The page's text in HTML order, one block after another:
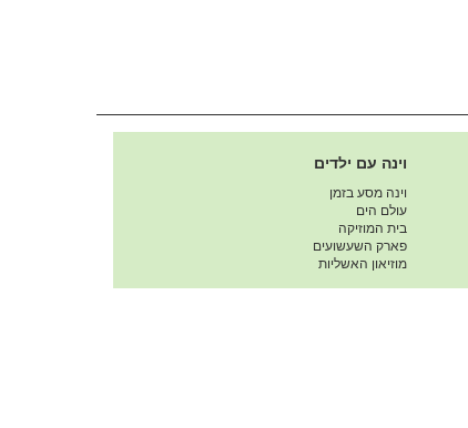
וינה עם ילדים
וינה מסע בזמן
עולם הים
בית המוזיקה
פארק השעשועים
מוזיאון האשליות